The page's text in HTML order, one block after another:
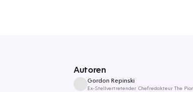
Autoren
Gordon Repinski
Ex-Stellvertretender Chefredakteur The